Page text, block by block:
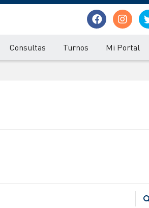
Consultas Turnos Mi Portal